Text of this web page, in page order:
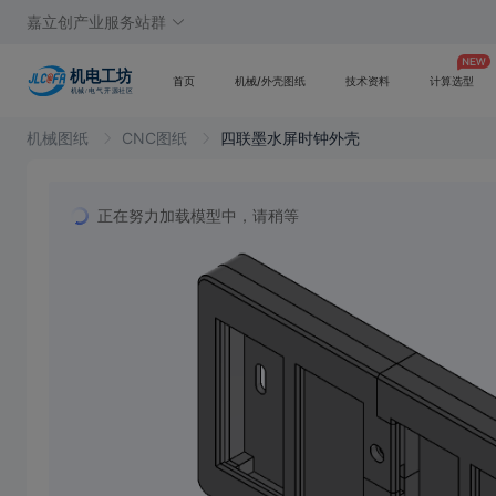
嘉立创产业服务站群
首页 机械/外壳图纸 技术资料 计算选型
机械图纸 CNC图纸 四联墨水屏时钟外壳
正在努力加载模型中，请稍等